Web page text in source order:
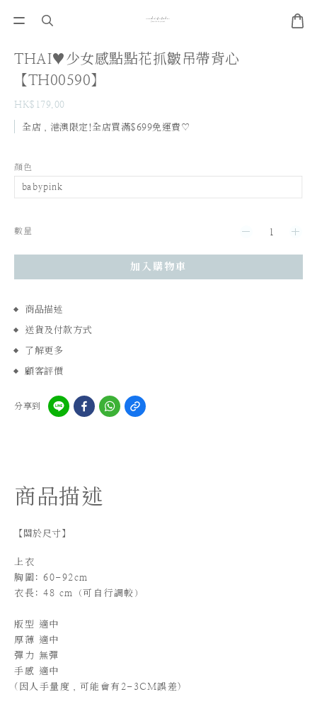
THAI♥少女感點點花抓皺吊帶背心
【TH00590】
HK$179.00
全店，港澳限定!全店買滿$699免運費♡
顏色
數量
加入購物車
商品描述
送貨及付款方式
了解更多
顧客評價
分享到
商品描述
【關於尺寸】
上衣
胸圍: 60-92cm
衣長: 48 cm（可自行調較）
版型 適中
厚薄 適中
彈力 無彈
手感 適中
( 因人手量度，可能會有2-3CM誤差)